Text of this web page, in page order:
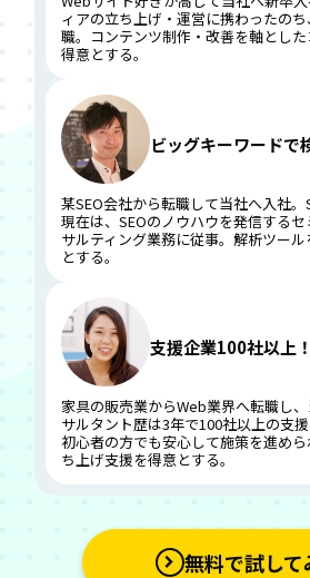
ィアの立ち上げ・運営に携わったの
職。コンテンツ制作・改善を軸とし
得意とする。
ビッグキーワードで
某SEO会社から転職して当社へ入社。
現在は、SEOのノウハウを発信する
サルティング業務に従事。解析ツー
とする。
支援企業100社以上！
家具の販売業からWeb業界へ転職し
サルタント歴は3年で100社以上の支
初心者の方でも安心して施策を進め
ち上げ支援を得意とする。
無料で試して